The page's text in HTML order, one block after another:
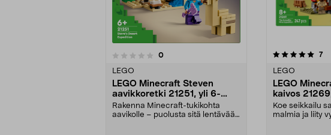
0arvostelut
LEGO
LEGO Minecraft Steven
aavikkoretki 21251, yli 6-
vuotiaille
Rakenna Minecraft-tukikohta
aavikolle – puolusta sitä lentävää
5.0viidestä
7
LEGO
LEGO
kaivos
Koe seikkailu
malmia ja liity